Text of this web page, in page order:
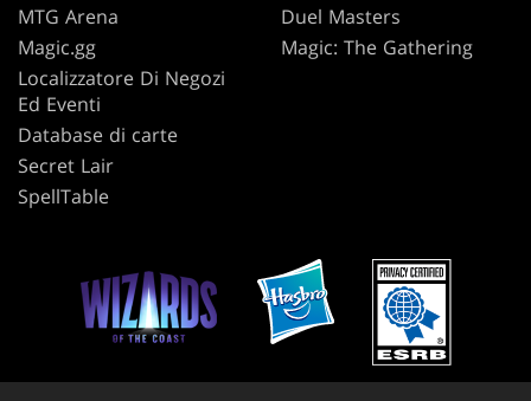
MTG Arena
Magic.gg
Localizzatore Di Negozi
Ed Eventi
Database di carte
Secret Lair
SpellTable
Duel Masters
Magic: The Gathering